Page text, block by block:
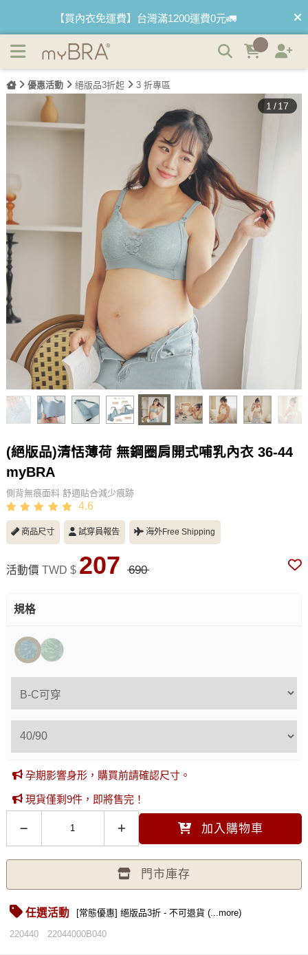
myBRA 最懂妳的內衣品牌
【首購優惠】新客最高可折$150再免運❗
【夏日滿額贈】把衣物壓縮收納袋回家 🌞
【父親節快樂】男內褲5件$999🧔
優惠活動 絕版品3折起 3 折專區
1 / 17
(絕版品)清恬薄荷 無鋼圈肩開式哺乳內衣 36-44
myBRA
側背無痕面料 舒適貼合減少痕跡
4.6
商品尺寸 試穿員報告 海外Free Shipping
活動價 TWD $ 207 690
規格
孕期影響身形，購買前請確認尺寸。
現貨僅剩9件，即將售完！
加入購物車
門市庫存
任選活動 [常態優惠] 絕版品3折 - 不可退貨 (...more)
220440 22044000B040